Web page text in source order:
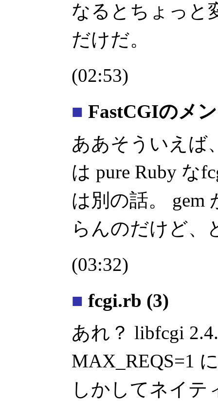
なるとちょっと
だけだ。
(02:53)
■ FastCGIのメ
ああそういえば
は pure Ruby な
は別の話。 gem
らんのだけど、
(03:32)
■ fcgi.rb (3)
あれ？ libfcgi
MAX_REQS=1
しかしてネイテ